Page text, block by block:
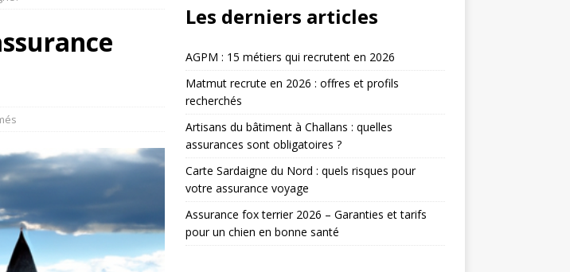
Les derniers articles
AGPM : 15 métiers qui recrutent en 2026
Matmut recrute en 2026 : offres et profils
recherchés
Artisans du bâtiment à Challans : quelles
assurances sont obligatoires ?
Carte Sardaigne du Nord : quels risques pour
votre assurance voyage
Assurance fox terrier 2026 – Garanties et tarifs
pour un chien en bonne santé